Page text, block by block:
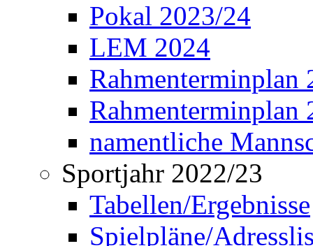
Pokal 2023/24
LEM 2024
Rahmenterminplan
Rahmenterminplan
namentliche
Sportjahr 2022/23
Tabellen/Ergebnisse
Spielpläne/